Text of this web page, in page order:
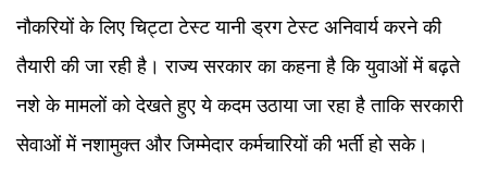
नौकरियों के लिए चिट्टा टेस्ट यानी ड्रग टेस्ट अनिवार्य करने की
तैयारी की जा रही है। राज्य सरकार का कहना है कि युवाओं में बढ़ते
नशे के मामलों को देखते हुए ये कदम उठाया जा रहा है ताकि सरकारी
सेवाओं में नशामुक्त और जिम्मेदार कर्मचारियों की भर्ती हो सके।